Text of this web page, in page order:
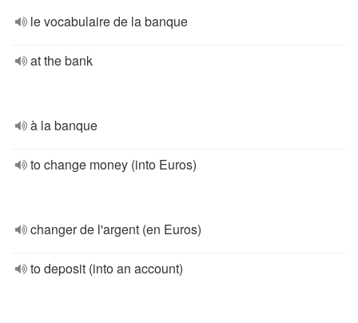
le vocabulaire de la banque
at the bank
à la banque
to change money (into Euros)
changer de l'argent (en Euros)
to deposit (into an account)